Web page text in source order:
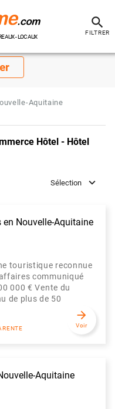
- LOCAUX
search
FILTRER
Aquitaine
Hôtel - Hôtel
Sélection
en Nouvelle-Aquitaine
touristique reconnue
communiqué
000 € Vente du
de plus de 50
arrow_forward
Voir
Aquitaine